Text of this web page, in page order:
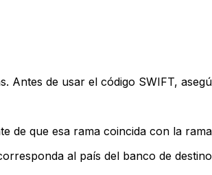
Antes de usar el código SWIFT,
de que esa rama coincida con la
al país del banco de